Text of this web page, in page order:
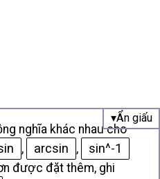
nghĩa khác nhau cho
, arcsin , sin^-1
được đặt thêm, ghi